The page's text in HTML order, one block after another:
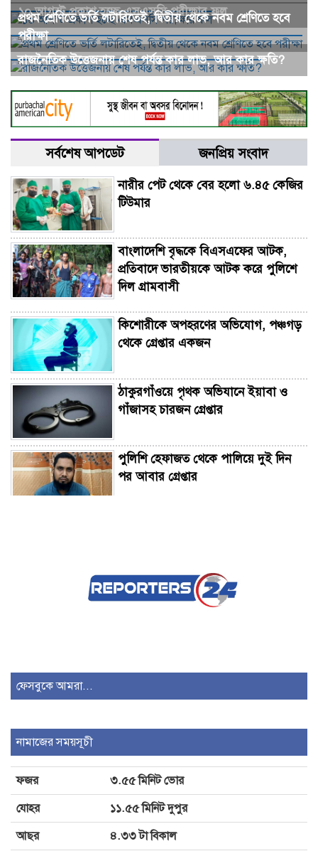
১০ আগস্ট প্রকাশ হচ্ছে এসএসসি পরীক্ষার ফল
প্রথম শ্রেণিতে ভর্তি লটারিতেই, দ্বিতীয় থেকে নবম শ্রেণিতে হবে
পরীক্ষা
রাজনৈতিক উত্তেজনায় শেষ পর্যন্ত কার লাভ, আর কার ক্ষতি?
সর্বশেষ আপডেট জনপ্রিয় সংবাদ
নারীর পেট থেকে বের হলো ৬.৪৫ কেজির
টিউমার
বাংলাদেশি বৃদ্ধকে বিএসএফের আটক,
প্রতিবাদে ভারতীয়কে আটক করে পুলিশে
দিল গ্রামবাসী
কিশোরীকে অপহরণের অভিযোগ, পঞ্চগড়
থেকে গ্রেপ্তার একজন
ঠাকুরগাঁওয়ে পৃথক অভিযানে ইয়াবা ও
গাঁজাসহ চারজন গ্রেপ্তার
পুলিশি হেফাজত থেকে পালিয়ে দুই দিন
পর আবার গ্রেপ্তার
ময়মনসিংহ উন্নয়ন কর্তৃপক্ষের সঙ্গে প্রতিমন্ত্রী
সুলতান সালাউদ্দিন টুকুর মতবিনিময়
কর্মশালা অনুষ্ঠিত
তিন বছর পর চট্টগ্রাম বিশ্ববিদ্যালয়ে
গাংনীতে তিন ঘন্টায় সাপের কামড়ে আহত
৩
ফেসবুকে আমরা...
নামাজের সময়সূচী
ফজর
৩.৫৫ মিনিট ভোর
যোহর
১১.৫৫ মিনিট দুপুর
আছর
৪.৩৩ টা বিকাল